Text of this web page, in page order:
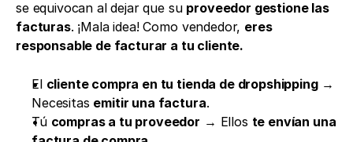
se equivocan al dejar que su proveedor gestione las
facturas. ¡Mala idea! Como vendedor, eres
responsable de facturar a tu cliente.
El cliente compra en tu tienda de dropshipping →
Necesitas emitir una factura.
Tú compras a tu proveedor → Ellos te envían una